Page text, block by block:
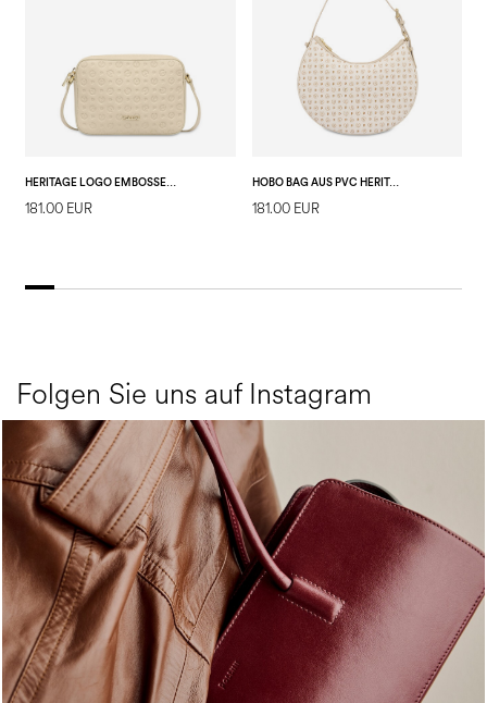
HERITAGE LOGO EMBOSSED-UMHÄNGETASCHE ELFENBEIN
181.00 EUR
HOBO BAG AUS PVC HERITAGE LOGO CLASSIC ELFENBEIN/EIS
181.00 EUR
Folgen Sie uns auf Instagram
Classy, sassy, trendy - the new Pollini Lady Bag is ...